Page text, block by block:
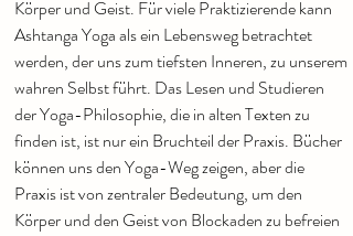
Körper und Geist. Für viele Praktizierende kann
Ashtanga Yoga als ein Lebensweg betrachtet
werden, der uns zum tiefsten Inneren, zu unserem
wahren Selbst führt. Das Lesen und Studieren
der Yoga-Philosophie, die in alten Texten zu
finden ist, ist nur ein Bruchteil der Praxis. Bücher
können uns den Yoga-Weg zeigen, aber die
Praxis ist von zentraler Bedeutung, um den
Körper und den Geist von Blockaden zu befreien